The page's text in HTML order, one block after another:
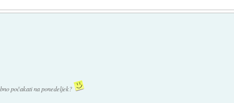
počakati na ponedeljek?